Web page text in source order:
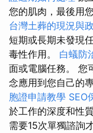
您的肌肉，最後用
台灣土葬的現況與
短期或長期未發現
毒性作用。 白蟻防
面或電腦任務。 您
念應用到您自己的
胞證申請教學 SEO
於工作的深度和性
需要15次單獨諮詢